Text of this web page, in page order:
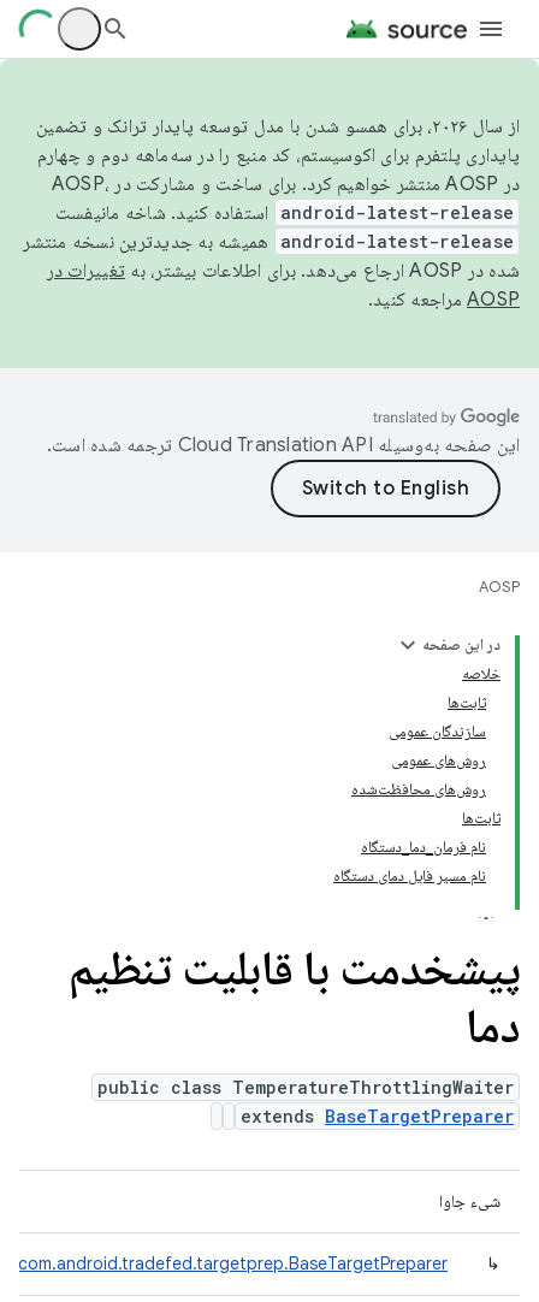
از سال ۲۰۲۶، برای همسو شدن با مدل توسعه پایدار ترانک و تضمین
پایداری پلتفرم برای اکوسیستم، کد منبع را در سه‌ماهه دوم و چهارم
در AOSP منتشر خواهیم کرد. برای ساخت و مشارکت در AOSP،
android-latest-release استفاده کنید. شاخه مانیفست
android-latest-release
همیشه به جدیدترین نسخه منتشر
شده در AOSP ارجاع می‌دهد. برای اطلاعات بیشتر، به
تغییرات در
AOSP مراجعه کنید.
این صفحه به‌وسیله ترجمه شده است.
AOSP
در این صفحه
خلاصه
ثابت‌ها
سازندگان عمومی
روش‌های عمومی
روش‌های محافظت‌شده
ثابت‌ها
نام فرمان_دما_دستگاه
نام مسیر فایل دمای دستگاه
پیشخدمت با قابلیت تنظیم
دما
public class TemperatureThrottlingWaiter
extends BaseTargetPreparer
شیء جاوا
↳
com.android.tradefed.targetprep.BaseTargetPreparer